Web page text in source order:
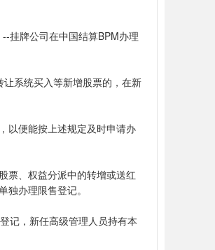
挂牌公司在中国结算BPM办理
系统买入等新增股票的，在新
以便能按上述规定及时申请办
票、权益分派中的转增或送红
办理限售登记。
记，新任高级管理人员持有本